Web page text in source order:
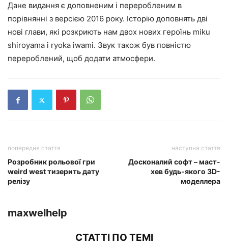
Дане видання є доповненим і переробленим в
порівнянні з версією 2016 року. Історію доповнять дві
нові глави, які розкриють нам двох нових героїнь miku
shiroyama і ryoka iwami. Звук також був повністю
перероблений, щоб додати атмосфери.
попередня стаття
Розробник рольової гри
weird west тизерить дату
релізу
наступна стаття
Досконалий софт – маст-
хев будь-якого 3D-
моделлера
maxwelhelp
СТАТТІ ПО ТЕМІ